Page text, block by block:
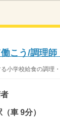
こう/調理師
学校給食の調理
車 9分）